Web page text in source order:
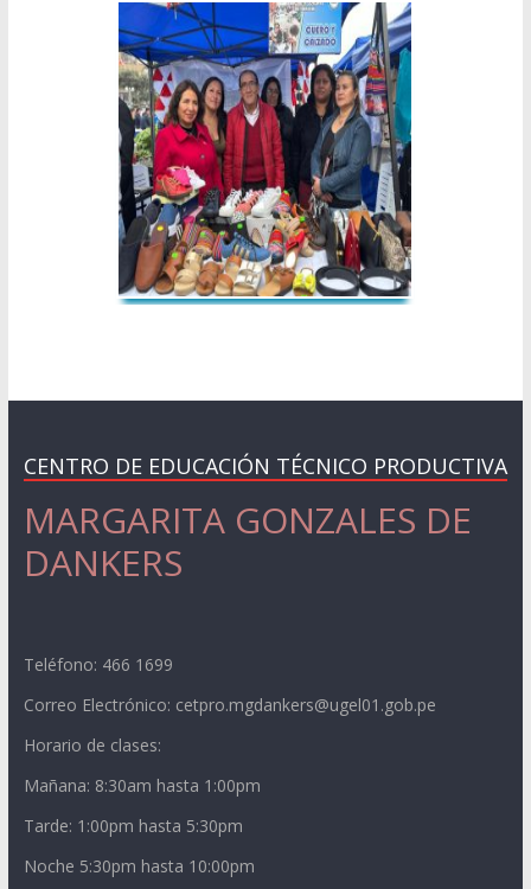
CENTRO DE EDUCACIÓN TÉCNICO PRODUCTIVA
MARGARITA GONZALES DE
DANKERS
Teléfono: 466 1699
Correo Electrónico: cetpro.mgdankers@ugel01.gob.pe
Horario de clases:
Mañana: 8:30am hasta 1:00pm
Tarde: 1:00pm hasta 5:30pm
Noche 5:30pm hasta 10:00pm